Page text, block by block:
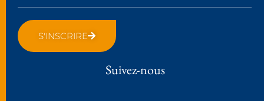
S'INSCRIRE
Suivez-nous